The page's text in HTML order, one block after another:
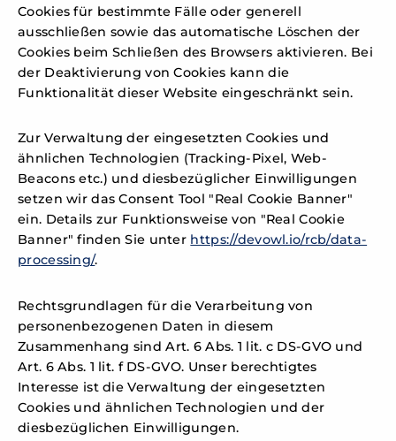
Cookies für bestimmte Fälle oder generell
ausschließen sowie das automatische Löschen der
Cookies beim Schließen des Browsers aktivieren. Bei
der Deaktivierung von Cookies kann die
Funktionalität dieser Website eingeschränkt sein.
Zur Verwaltung der eingesetzten Cookies und
ähnlichen Technologien (Tracking-Pixel, Web-
Beacons etc.) und diesbezüglicher Einwilligungen
setzen wir das Consent Tool "Real Cookie Banner"
ein. Details zur Funktionsweise von "Real Cookie
Banner" finden Sie unter https://devowl.io/rcb/data-
processing/.
Rechtsgrundlagen für die Verarbeitung von
personenbezogenen Daten in diesem
Zusammenhang sind Art. 6 Abs. 1 lit. c DS-GVO und
Art. 6 Abs. 1 lit. f DS-GVO. Unser berechtigtes
Interesse ist die Verwaltung der eingesetzten
Cookies und ähnlichen Technologien und der
diesbezüglichen Einwilligungen.